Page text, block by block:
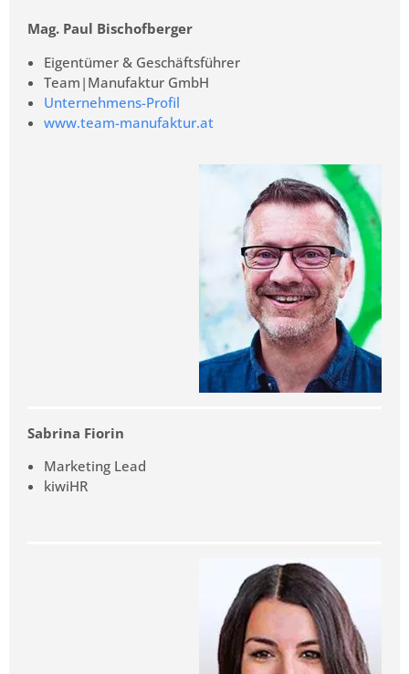
Mag. Paul Bischofberger
Eigentümer & Geschäftsführer
Team|Manufaktur GmbH
Unternehmens-Profil
www.team-manufaktur.at
Sabrina Fiorin
Marketing Lead
kiwiHR